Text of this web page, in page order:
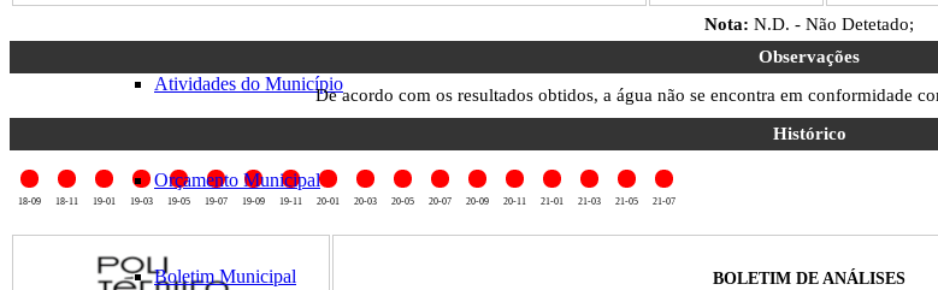
Atividades do Município
Orçamento Municipal
Boletim Municipal
Nota: N.D. - Não Detetado;
Observações
De acordo com os resultados obtidos, a água não se encontra em conformidade
Histórico
Histórico
18-09 18-11 19-01 19-03 19-05 19-07 19-09 19-11 20-01 20-03 20-05 20-07 20-09 20-11 21-01 21-03 21-05 21-07
BOLETIM
BOLETIM DE ANÁLISES